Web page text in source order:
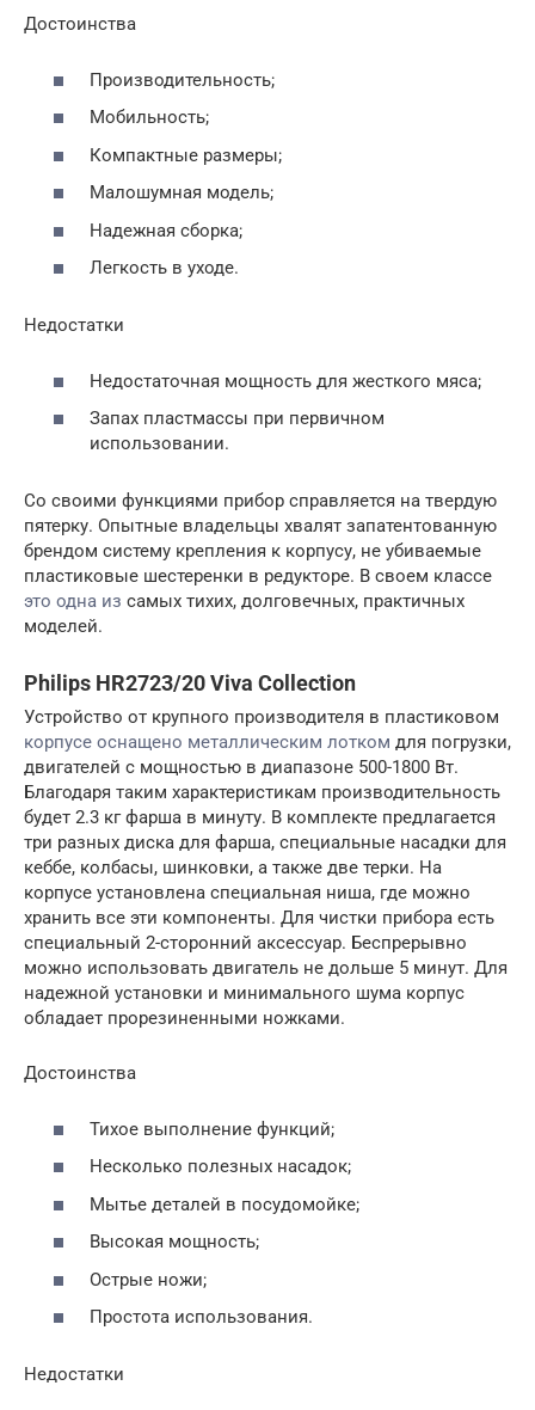
Достоинства
Производительность;
Мобильность;
Компактные размеры;
Малошумная модель;
Надежная сборка;
Легкость в уходе.
Недостатки
Недостаточная мощность для жесткого мяса;
Запах пластмассы при первичном
использовании.
Со своими функциями прибор справляется на твердую
пятерку. Опытные владельцы хвалят запатентованную
брендом систему крепления к корпусу, не убиваемые
пластиковые шестеренки в редукторе. В своем классе
это одна из самых тихих, долговечных, практичных
моделей.
Philips HR2723/20 Viva Collection
Устройство от крупного производителя в пластиковом
корпусе оснащено металлическим лотком для погрузки,
двигателей с мощностью в диапазоне 500-1800 Вт.
Благодаря таким характеристикам производительность
будет 2.3 кг фарша в минуту. В комплекте предлагается
три разных диска для фарша, специальные насадки для
кеббе, колбасы, шинковки, а также две терки. На
корпусе установлена специальная ниша, где можно
хранить все эти компоненты. Для чистки прибора есть
специальный 2-сторонний аксессуар. Беспрерывно
можно использовать двигатель не дольше 5 минут. Для
надежной установки и минимального шума корпус
обладает прорезиненными ножками.
Достоинства
Тихое выполнение функций;
Несколько полезных насадок;
Мытье деталей в посудомойке;
Высокая мощность;
Острые ножи;
Простота использования.
Недостатки